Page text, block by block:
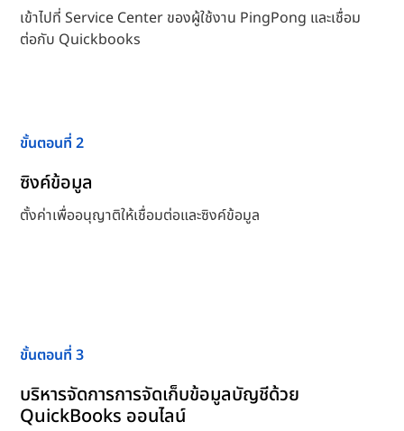
เข้าไปที่ Service Center ของผู้ใช้งาน PingPong และเชื่อม
ต่อกับ Quickbooks
ขั้นตอนที่ 2
ซิงค์ข้อมูล
ตั้งค่าเพื่ออนุญาติให้เชื่อมต่อและซิงค์ข้อมูล
ขั้นตอนที่ 3
บริหารจัดการการจัดเก็บข้อมูลบัญชีด้วย
QuickBooks ออนไลน์